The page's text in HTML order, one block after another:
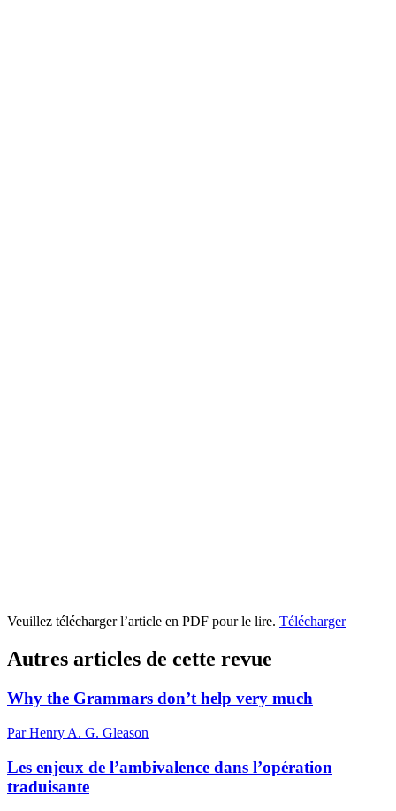
Veuillez télécharger l’article en PDF pour le lire. Télécharger
Autres articles de cette revue
Why the Grammars don’t help very much
Par Henry A. G. Gleason
Les enjeux de l’ambivalence dans l’opération
traduisante